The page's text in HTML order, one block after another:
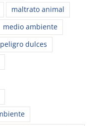
maltrato animal
medio ambiente
peligro dulces